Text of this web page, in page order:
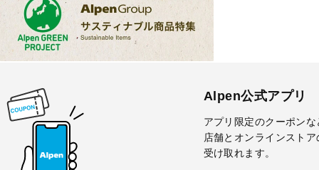
Alpen公式アプリ
アプリ限定のクーポンな
店舗とオンラインスト
受け取れます。